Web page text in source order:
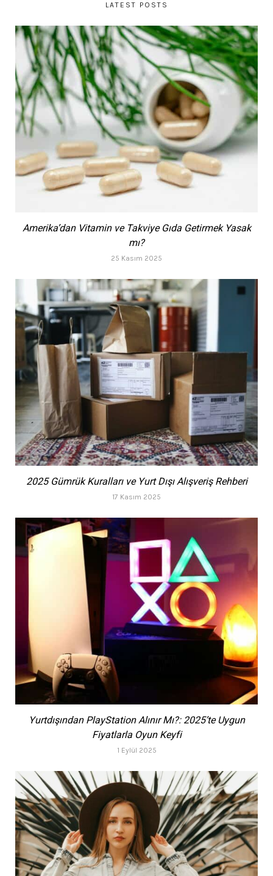
LATEST POSTS
Amerika’dan Vitamin ve Takviye Gıda Getirmek Yasak
mı?
25 Kasım 2025
2025 Gümrük Kuralları ve Yurt Dışı Alışveriş Rehberi
17 Kasım 2025
Yurtdışından PlayStation Alınır Mı?: 2025’te Uygun
Fiyatlarla Oyun Keyfi
1 Eylül 2025